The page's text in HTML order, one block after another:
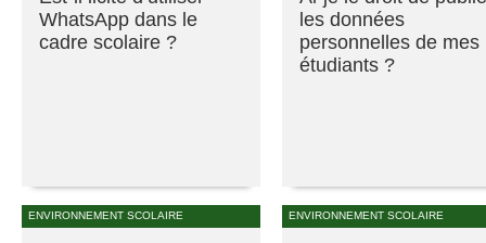
WhatsApp dans le
cadre scolaire ?
les données
personnelles de mes
étudiants ?
ENVIRONNEMENT SCOLAIRE ENVIRONNEMENT SCOLAIRE